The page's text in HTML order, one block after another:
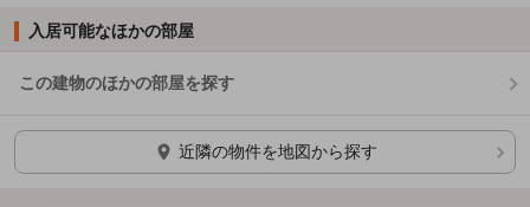
入居可能なほかの部屋
この建物のほかの部屋を探す
ほかの部屋を検索中…
近隣の物件を地図から探す